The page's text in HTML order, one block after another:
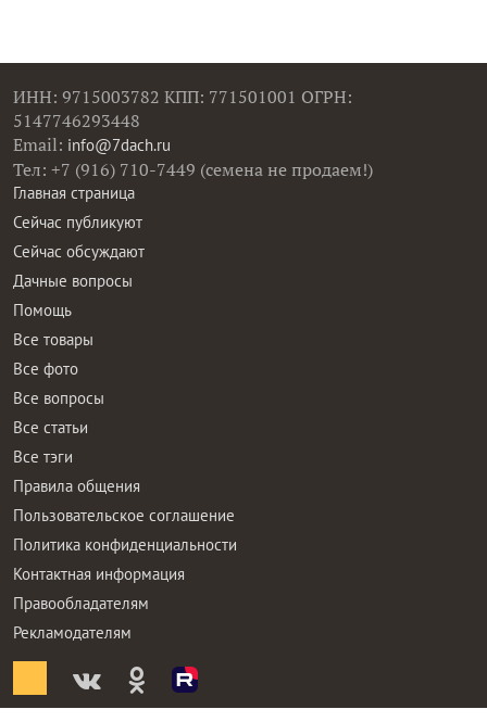
ИНН: 9715003782 КПП: 771501001 ОГРН:
5147746293448
Email: info@7dach.ru
Тел: +7 (916) 710-7449 (семена не продаем!)
Главная страница
Сейчас публикуют
Сейчас обсуждают
Дачные вопросы
Помощь
Все товары
Все фото
Все вопросы
Все статьи
Все тэги
Правила общения
Пользовательское соглашение
Политика конфиденциальности
Контактная информация
Правообладателям
Рекламодателям